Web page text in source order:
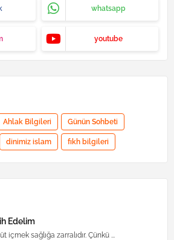
whatsapp
youtube
Ahlak Bilgileri Günün Sohbeti
dinimiz islam fıkh bilgileri
Edelim
içmek sağlığa zarralıdır. Çünkü ...